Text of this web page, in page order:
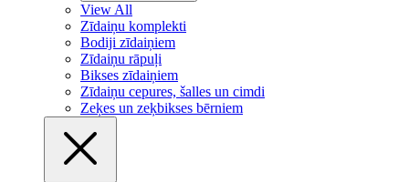
View All
Zīdaiņu komplekti
Bodiji zīdaiņiem
Zīdaiņu rāpuļi
Bikses zīdaiņiem
Zīdaiņu cepures, šalles un cimdi
Zeķes un zeķbikses bērniem